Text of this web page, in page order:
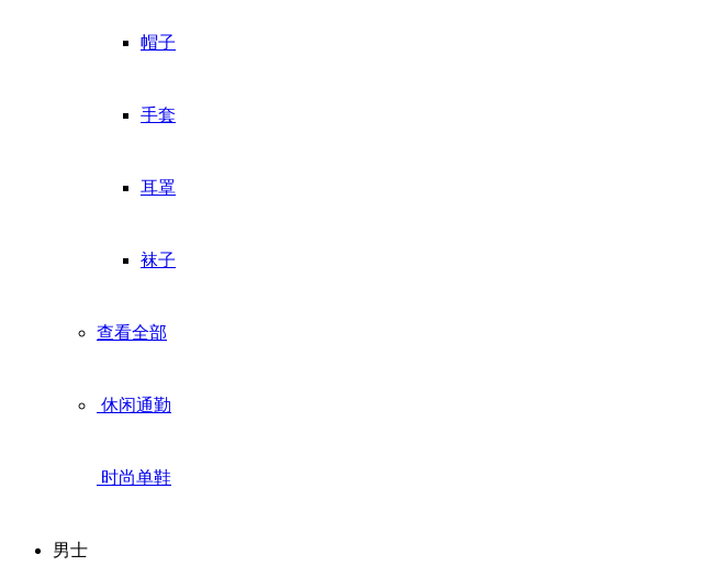
帽子
手套
耳罩
袜子
查看全部
休闲通勤
时尚单鞋
男士